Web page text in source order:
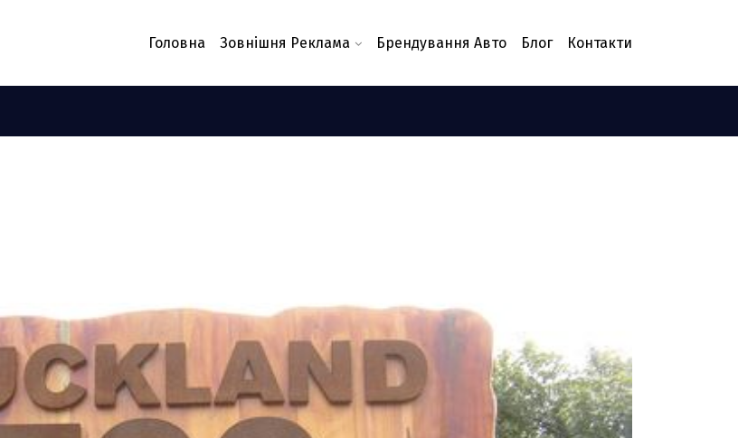
Головна Зовнішня Реклама Брендування Авто Блог Контакти